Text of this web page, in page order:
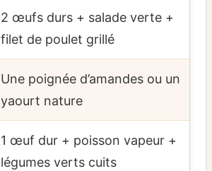
2 œufs durs + salade verte +
filet de poulet grillé
Une poignée d’amandes ou un
yaourt nature
1 œuf dur + poisson vapeur +
légumes verts cuits